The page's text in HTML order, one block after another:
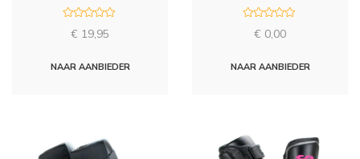
d
€ 19,95
NAAR AANBIEDER
d
€ 0,00
NAAR AANBIEDER